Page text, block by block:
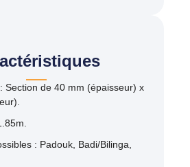
: Section de 40 mm (épaisseur) x
: Padouk, Badi/Bilinga,